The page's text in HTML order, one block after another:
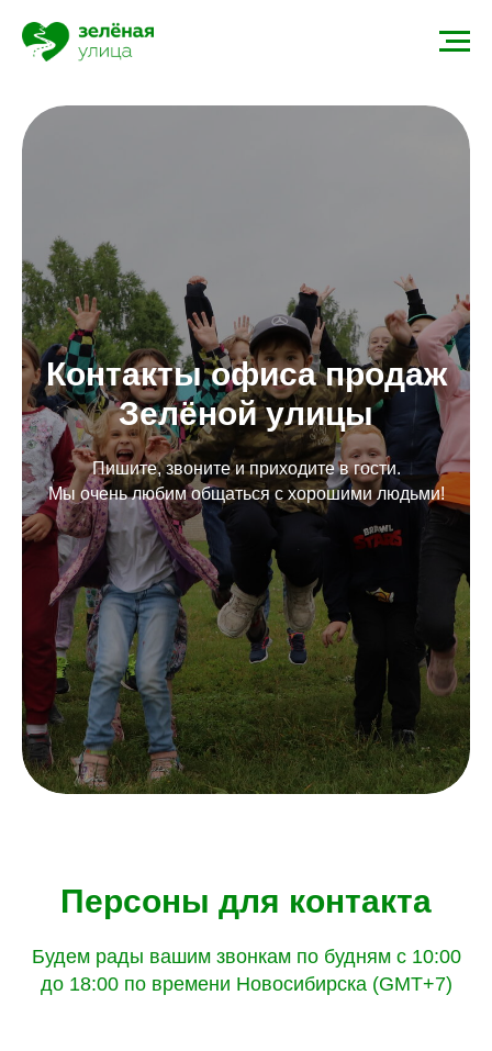
Контакты офиса продаж
Зелёной улицы
Пишите, звоните и приходите в гости.
Мы очень любим общаться с хорошими людьми!
Персоны для контакта
Будем рады вашим звонкам по будням с 10:00
до 18:00 по времени Новосибирска (GMT+7)